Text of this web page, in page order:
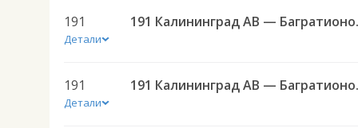
191
Детали
191
191
Детали
191